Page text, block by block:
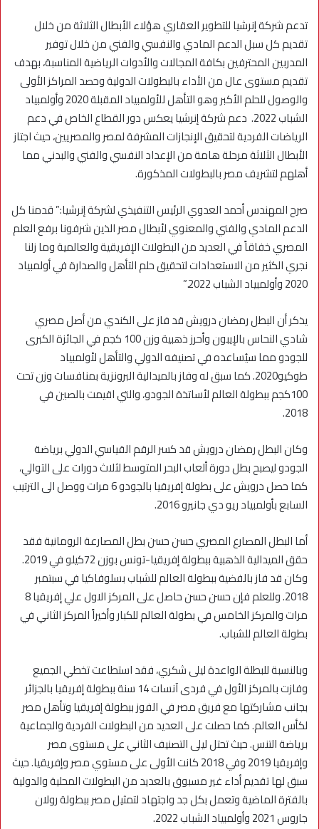
تدعم شركة إنرشيا للتطوير العقاري هؤلاء الأبطال الثلاثة من خلال
تقديم كل سبل الدعم المادي والنفسي والفني من خلال توفير
المدربين المحترفين بكافة المجالات والأدوات الرياضية المناسبة، بهدف
تقديم مستوى عال من الأداء بالبطولات الدولية وحصد المراكز الأولى
والوصول للحلم الأكبر وهو التأهل للأولمبياد المقبلة 2020 وأولمبياد
الشباب 2022. دعم شركة إنرشيا يعكس دور القطاع الخاص في دعم
الرياضات الفردية لتحقيق الإنجازات المشرفة لمصر والمصريين، حيث اجتاز
الأبطال الثلاثة مرحلة هامة من الإعداد النفسي والفني والبدني مما
أهلهم لتشريف مصر بالبطولات المذكورة.
صرح المهندس أحمد العدوي الرئيس التنفيذي لشركة إنرشيا:” قدمنا كل
الدعم المادي والفني والمعنوي لأبطال مصر الذين شرفونا برفع العلم
المصري خفاقاً في العديد من البطولات الإفريقية والعالمية وما زلنا
نجري الكثير من الاستعدادات لتحقيق حلم التأهل والصدارة في أولمبياد
2020 وأولمبياد الشباب 2022.”
يذكر أن البطل رمضان درويش قد فاز على الكندي من أصل مصري
شادي النحاس بالإيبون وأحرز ذهبية وزن 100 كجم في الجائزة الكبرى
للجودو مما سيُساعده في تصنيفه الدولي والتأهل لأولمبياد
طوكيو2020. كما سبق له وفاز بالميدالية البرونزية بمنافسات وزن تحت
100كجم ببطولة العالم لأساتذة الجودو، والتي اقيمت بالصين في
2018.
وكان البطل رمضان درويش قد كسر الرقم القياسي الدولي برياضة
الجودو ليصبح بطل دورة ألعاب البحر المتوسط لثلاث دورات على التوالي،
كما حصل درويش على بطولة إفريقيا بالجودو 6 مرات ووصل الى الترتيب
السابع بأولمبياد ريو دي جانيرو 2016.
أما البطل المصارع المصري حسن حسن بطل المصارعة الرومانية فقد
حقق الميدالية الذهبية ببطولة إفريقيا-تونس بوزن 72كيلو في 2019.
وكان قد فاز بالفضية ببطولة العالم للشباب بسلوفاكيا في سبتمبر
2018. وللعلم فإن حسن حسن حاصل على المركز الاول علي إفريقيا 8
مرات والمركز الخامس في بطولة العالم للكبار وأخيراً المركز الثاني في
بطولة العالم للشباب.
وبالنسبة للبطلة الواعدة ليلى شكري، فقد استطاعت تخطي الجميع
وفازت بالمركز الأول في فردى آنسات 14 سنة ببطولة إفريقيا بالجزائر
بجانب مشاركتها مع فريق مصر في الفوز ببطولة إفريقيا وتأهل مصر
لكأس العالم. كما حصلت على العديد من البطولات الفردية والجماعية
برياضة التنس. حيث تحتل ليلى التصنيف الثاني على مستوى مصر
وإفريقيا 2019 وفي 2018 كانت الأولى على مستوي مصر وإفريقيا. حيث
سبق لها تقديم أداء غير مسبوق بالعديد من البطولات المحلية والدولية
بالفترة الماضية وتعمل بكل جد واجتهاد لتمثيل مصر ببطولة رولان
جاروس 2021 وأولمبياد الشباب 2022.